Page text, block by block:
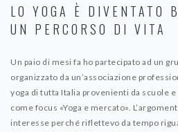
LO YOGA È DIVENTATO
UN PERCORSO DI VITA
Un paio di mesi fa ho partecipato ad un
organizzato da un’associazione
yoga di tutta Italia provenienti da scuole
come focus «Yoga e mercato».
interesse perché riflettevo da tempo